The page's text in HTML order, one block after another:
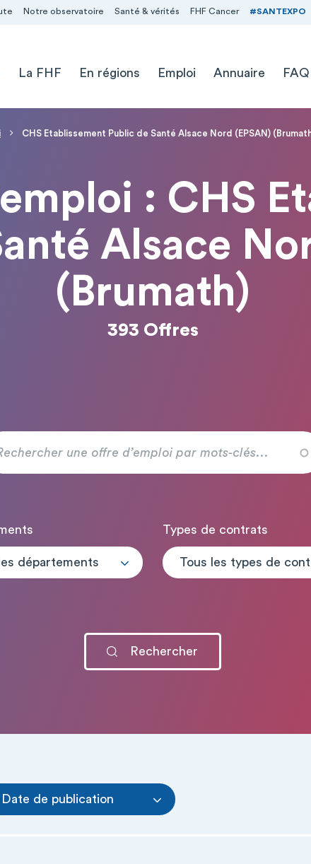
Notre observatoire Santé & vérités FHF Cancer #SANTEXPO
La FHF En régions Emploi Annuaire
CHS Etablissement Public de Santé Alsace Nord (EPSAN)
: CHS
Alsace
(Brumath)
393 Offres
départements
Types de contrats
Date de publication